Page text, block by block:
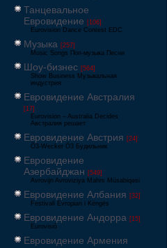
Танцевальное
Евровидение [106]
Eurovision Dance Contest EDC
Музыка [257]
Music Songs Поп-музыка Песни
Шоу-бизнес [564]
Show Business Музыкальная
индустрия
Евровидение Австралия
[17]
Eurovision – Australia Decides
Австралия решает
Евровидение Австрия [24]
Ö3-Wecker Ö3 Будильник
Евровидение
Азербайджан [549]
Avrovijn Avroviziya Mahnı Müsabiqəsi
Евровидение Албания [32]
Festivali Evropian i Këngës
Евровидение Андорра [15]
Eurovisió
Евровидение Армения